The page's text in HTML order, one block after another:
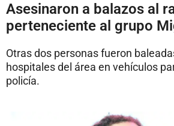
Asesinaron a balazos al
perteneciente al grupo
Otras dos personas fueron
hospitales del área en vehículos
policía.